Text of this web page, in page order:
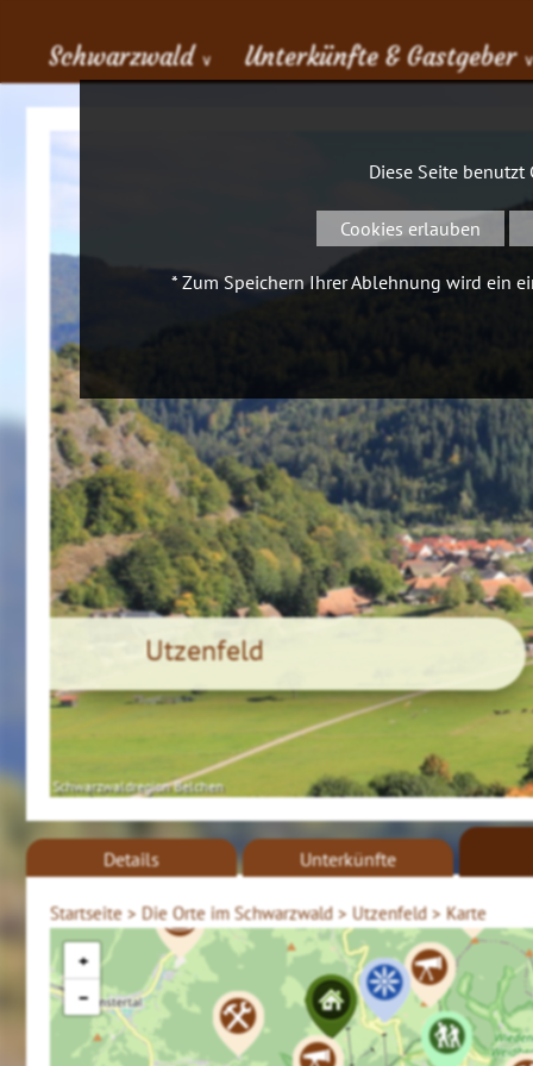
Schwarzwald ∨ Unterkünfte & Gastgeber
Schwarzwaldregion Belchen
Utzenfeld
Startseite > Die Orte im Schwarzwald > Utzenfeld > Karte
Details Unterkünfte
+
−
Diese Seite
Cookies erlauben
* Zum Speichern Ihrer Ablehnung wird ein